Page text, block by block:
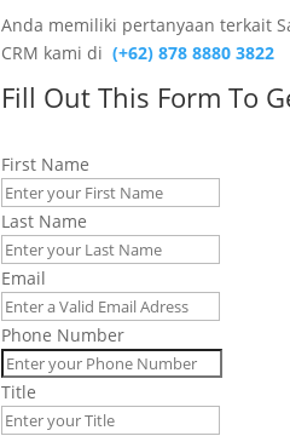
Anda memiliki pertanyaan terkait
CRM kami di(+62) 878 8880 3822
Fill Out This Form To
First Name
Last Name
Email
Phone Number
Title